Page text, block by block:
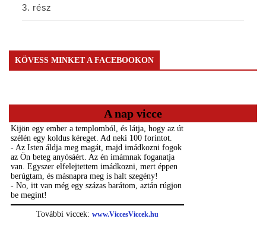
3. rész
KÖVESS MINKET A FACEBOOKON
A nap vicce